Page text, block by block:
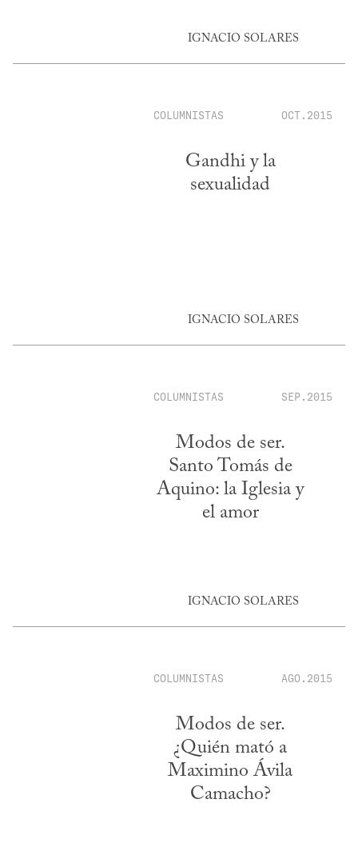
IGNACIO SOLARES
COLUMNISTAS OCT.2015
Gandhi y la
sexualidad
IGNACIO SOLARES
COLUMNISTAS SEP.2015
Modos de ser.
Santo Tomás de
Aquino: la Iglesia y
el amor
IGNACIO SOLARES
COLUMNISTAS AGO.2015
Modos de ser.
¿Quién mató a
Maximino Ávila
Camacho?